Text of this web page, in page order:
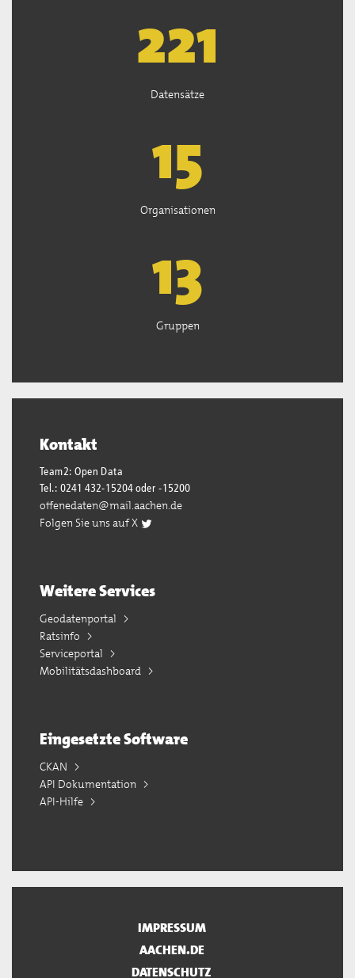
222
Datensätze
15
Organisationen
13
Gruppen
Kontakt
Team2: Open Data
Tel.: 0241 432-15204 oder -15200
offenedaten@mail.aachen.de
Folgen Sie uns auf X
Weitere Services
Geodatenportal
Ratsinfo
Serviceportal
Mobilitätsdashboard
Eingesetzte Software
CKAN
API Dokumentation
API-Hilfe
IMPRESSUM
AACHEN.DE
DATENSCHUTZ